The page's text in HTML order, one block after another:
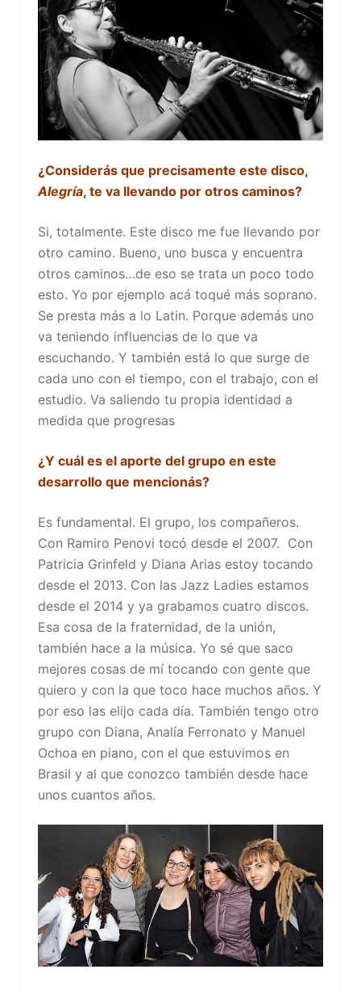
¿Considerás que precisamente este disco,
Alegría, te va llevando por otros caminos?
Si, totalmente. Este disco me fue llevando por
otro camino. Bueno, uno busca y encuentra
otros caminos…de eso se trata un poco todo
esto. Yo por ejemplo acá toqué más soprano.
Se presta más a lo Latin. Porque además uno
va teniendo influencias de lo que va
escuchando. Y también está lo que surge de
cada uno con el tiempo, con el trabajo, con el
estudio. Va saliendo tu propia identidad a
medida que progresas
¿Y cuál es el aporte del grupo en este
desarrollo que mencionás?
Es fundamental. El grupo, los compañeros.
Con Ramiro Penovi tocó desde el 2007. Con
Patricia Grinfeld y Diana Arias estoy tocando
desde el 2013. Con las Jazz Ladies estamos
desde el 2014 y ya grabamos cuatro discos.
Esa cosa de la fraternidad, de la unión,
también hace a la música. Yo sé que saco
mejores cosas de mí tocando con gente que
quiero y con la que toco hace muchos años. Y
por eso las elijo cada día. También tengo otro
grupo con Diana, Analía Ferronato y Manuel
Ochoa en piano, con el que estuvimos en
Brasil y al que conozco también desde hace
unos cuantos años.